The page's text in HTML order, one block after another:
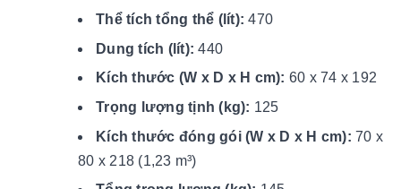
Thể tích tổng thể (lít):470
Dung tích (lít): 440
Kích thước (W x D x H cm): 60 x 74 x 192
Trọng lượng tịnh (kg): 125
Kích thước đóng gói (W x D x H cm): 70 x
80 x 218 (1,23 m³)